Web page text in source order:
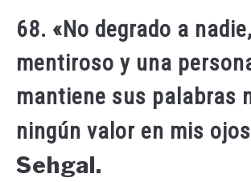
68. «No degrado a
mentiroso y una
mantiene sus palabras
ningún valor en mis
Sehgal.